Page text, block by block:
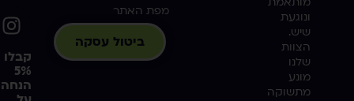
ונוגעת
שיש.
הצוות
שלנו
מונע
מתשוקה
מפת האתר
ביטול עסקה
קבלו
5%
הנחה